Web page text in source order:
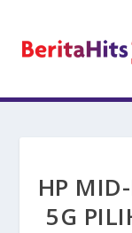
HP
5G